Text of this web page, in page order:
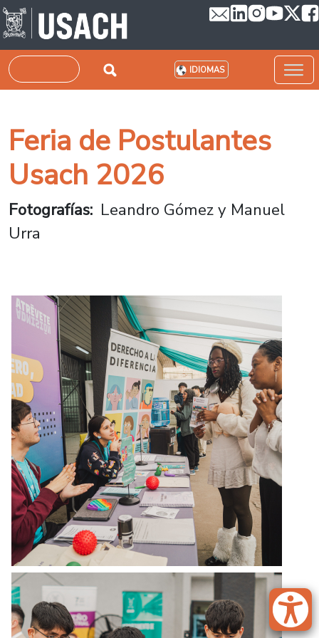
Pasar al contenido principal
Buscar IDIOMAS
Feria de Postulantes
Usach 2026
Fotografías Leandro Gómez y Manuel
Urra